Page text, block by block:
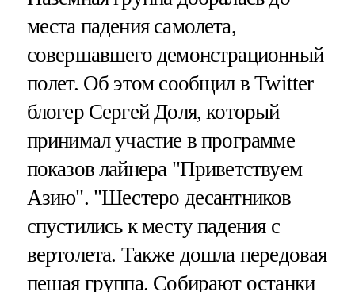
места падения самолета,
совершавшего демонстрационный
полет. Об этом сообщил в Twitter
блогер Сергей Доля, который
принимал участие в программе
показов лайнера "Приветствуем
Азию". "Шестеро десантников
спустились к месту падения с
вертолета. Также дошла передовая
пешая группа. Собирают останки